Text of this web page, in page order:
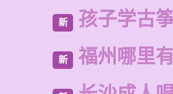
新 孩子学古
新 福州哪里